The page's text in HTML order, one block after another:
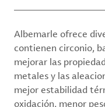
Albemarle ofrece
contienen circonio,
mejorar las
metales y las
mejor estabilidad
oxidación, menor